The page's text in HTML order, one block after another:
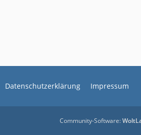
Datenschutzerklärung Impressum
Community-Software: